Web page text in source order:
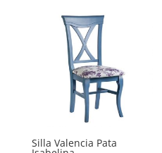
Silla Valencia Pata